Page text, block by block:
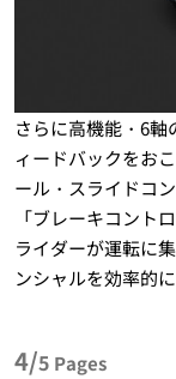
さらに高機能・6
ィードバックをお
ール・スライドコ
「ブレーキコント
ライダーが運転に
ンシャルを効率的
4/5 Pages